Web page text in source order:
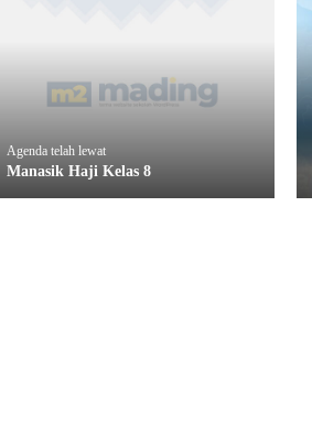
Agenda telah lewat
Manasik Haji Kelas 8